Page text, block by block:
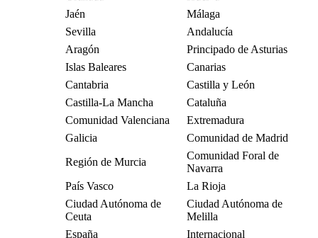
Jaén
Málaga
Sevilla
Andalucía
Aragón
Principado de Asturias
Islas Baleares
Canarias
Cantabria
Castilla y León
Castilla-La Mancha
Cataluña
Comunidad Valenciana
Extremadura
Galicia
Comunidad de Madrid
Región de Murcia
Comunidad Foral de
Navarra
País Vasco
La Rioja
Ciudad Autónoma de
Ceuta
Ciudad Autónoma de
Melilla
España
Internacional